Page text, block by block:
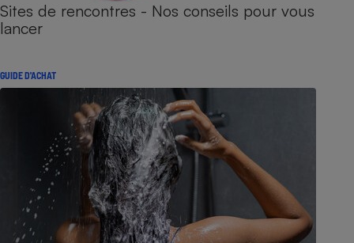
Sites de rencontres - Nos conseils pour vous
lancer
GUIDE D'ACHAT